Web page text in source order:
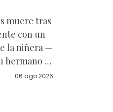
muere tras
con un
la niñera —
hermano a
06 ago 2026